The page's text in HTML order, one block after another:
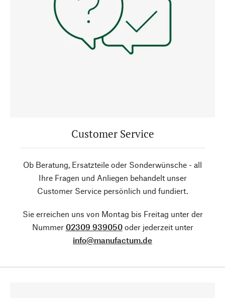
Customer Service
Ob Beratung, Ersatzteile oder Sonderwünsche - all
Ihre Fragen und Anliegen behandelt unser
Customer Service persönlich und fundiert.
Sie erreichen uns von Montag bis Freitag unter der
Nummer 02309 939050oder jederzeit unter
info@manufactum.de